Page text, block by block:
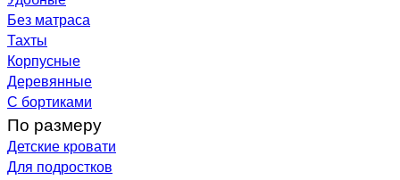
Без матраса
Тахты
Корпусные
Деревянные
С бортиками
По размеру
Детские кровати
Для подростков